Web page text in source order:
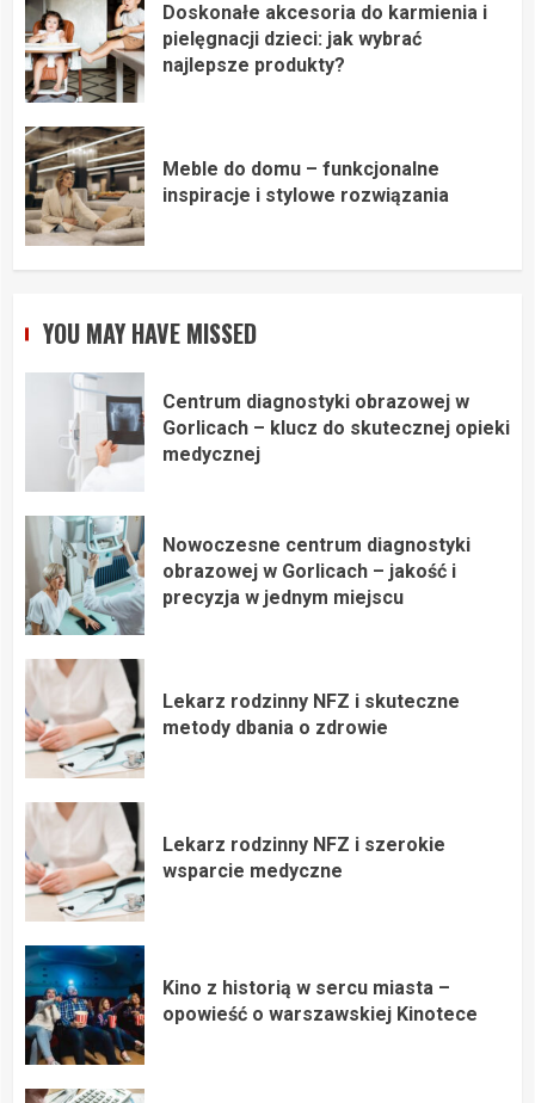
Doskonałe akcesoria do karmienia i
pielęgnacji dzieci: jak wybrać
najlepsze produkty?
Meble do domu – funkcjonalne
inspiracje i stylowe rozwiązania
YOU MAY HAVE MISSED
Centrum diagnostyki obrazowej w
Gorlicach – klucz do skutecznej opieki
medycznej
Nowoczesne centrum diagnostyki
obrazowej w Gorlicach – jakość i
precyzja w jednym miejscu
Lekarz rodzinny NFZ i skuteczne
metody dbania o zdrowie
Lekarz rodzinny NFZ i szerokie
wsparcie medyczne
Kino z historią w sercu miasta –
opowieść o warszawskiej Kinotece